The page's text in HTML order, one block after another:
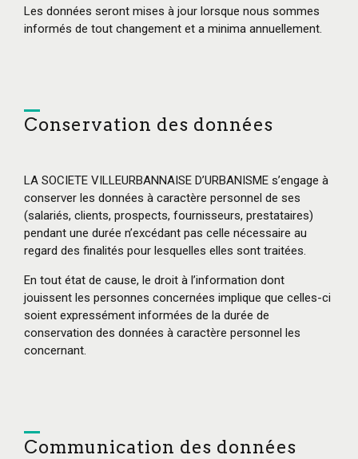
Les données seront mises à jour lorsque nous sommes
informés de tout changement et a minima annuellement.
Conservation des données
LA SOCIETE VILLEURBANNAISE D’URBANISME s’engage à
conserver les données à caractère personnel de ses
(salariés, clients, prospects, fournisseurs, prestataires)
pendant une durée n’excédant pas celle nécessaire au
regard des finalités pour lesquelles elles sont traitées.
En tout état de cause, le droit à l’information dont
jouissent les personnes concernées implique que celles-ci
soient expressément informées de la durée de
conservation des données à caractère personnel les
concernant.
Communication des données